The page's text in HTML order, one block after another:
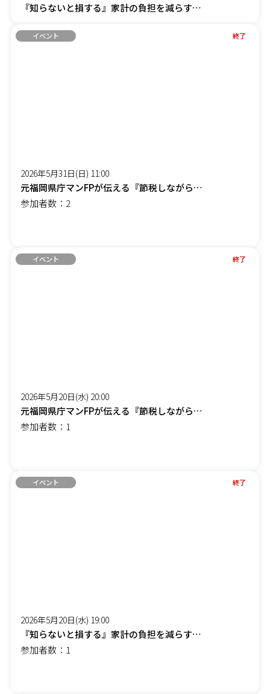
『知らないと損する』家計の負担を減らす「賢約(けんやく)サポート」オンラインセミナー
イベント 終了
2026年5月31日(日) 11:00
元福岡県庁マンFPが伝える『節税しながら社長の手取りを増やす』オンラインセミナー
参加者数：2
イベント 終了
2026年5月20日(水) 20:00
元福岡県庁マンFPが伝える『節税しながら社長の手取りを増やす』オンラインセミナー
参加者数：1
イベント 終了
2026年5月20日(水) 19:00
『知らないと損する』家計の負担を減らす「賢約(けんやく)サポート」オンラインセミナー
参加者数：1